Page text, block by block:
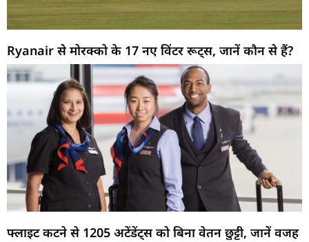
Ryanair से मोरक्को के 17 नए विंटर रूट्स, जानें कौन से हैं?
फ्लाइट कटने से 1205 अटेंडेंट्स को बिना वेतन छुट्टी, जानें वजह